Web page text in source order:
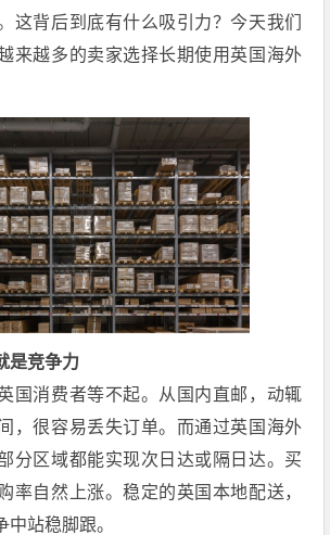
这背后到底有什么吸引力？今天我们
来越多的卖家选择长期使用英国海外
是竞争力
国消费者等不起。从国内直邮，动辄
，很容易丢失订单。而通过英国海外
分区域都能实现次日达或隔日达。买
率自然上涨。稳定的英国本地配送，
站稳脚跟。